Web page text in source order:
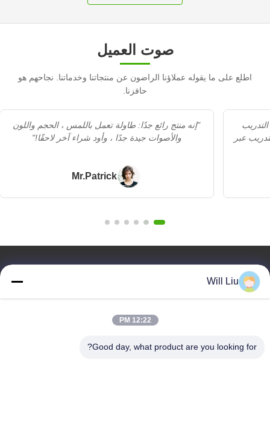
صوت العميل
اطلع على ما يقوله عملاؤنا الراضون عن منتجاتنا وخدماتنا. نجاحهم هو
حافزنا.
"Recommedation جيد. الاستقبال محترف. التدريب
من التدريب عبر
"إنه منتج رائع جدًا: طاولة تعمل باللمس ، الحجم واللون
والأصوات جيدة جدًا ، وأود شراء آخر لاحقًا!"
Mr.Patrick
فيديوهات
مدونة
Will Liu
12:22 PM
Good day, what product are you looking for?